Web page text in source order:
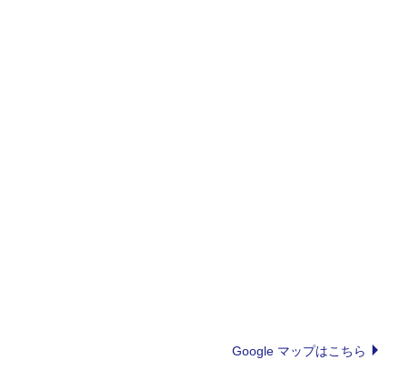
Google マップはこちら